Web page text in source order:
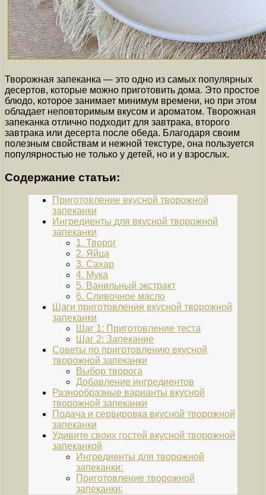
Творожная запеканка — это одно из самых популярных
десертов, которые можно приготовить дома. Это простое
блюдо, которое занимает минимум времени, но при этом
обладает неповторимым вкусом и ароматом. Творожная
запеканка отлично подходит для завтрака, второго
завтрака или десерта после обеда. Благодаря своим
полезным свойствам и нежной текстуре, она пользуется
популярностью не только у детей, но и у взрослых.
Содержание статьи:
Приготовление вкусной творожной
запеканки
Ингредиенты для вкусной творожной
запеканки
1. Творог
2. Яйца
3. Сахар
4. Мука
5. Ванильный экстракт
6. Сливочное масло
Шаги приготовления вкусной творожной
запеканки
Шаг 1: Приготовление теста
Шаг 2: Запекание
Советы по приготовлению вкусной
творожной запеканки
Выбор творога
Добавление ингредиентов
Разнообразные варианты вкусной
творожной запеканки
Подача и сервировка вкусной творожной
запеканки
Удивите своих гостей вкусной творожной
запеканкой
Ингредиенты для творожной
запеканки:
Приготовление творожной
запеканки: